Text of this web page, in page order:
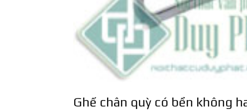
Ghế chân quỳ có bền không